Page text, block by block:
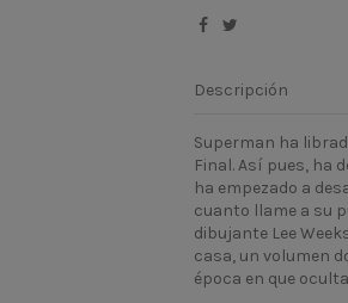
Descripción
Superman ha
Final. Así pues, ha
ha empezado a
cuanto llame a su
dibujante Lee
casa, un volumen
época en que